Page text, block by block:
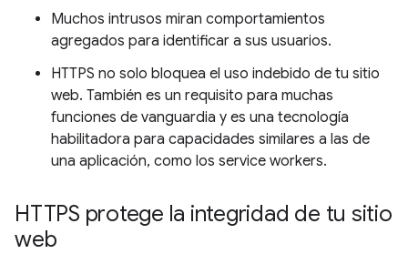
Muchos intrusos miran comportamientos
agregados para identificar a sus usuarios.
HTTPS no solo bloquea el uso indebido de tu sitio
web. También es un requisito para muchas
funciones de vanguardia y es una tecnología
habilitadora para capacidades similares a las de
una aplicación, como los service workers.
HTTPS protege la integridad de tu sitio
web